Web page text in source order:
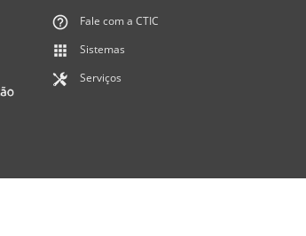
Fale com a CTIC
Sistemas
Serviços